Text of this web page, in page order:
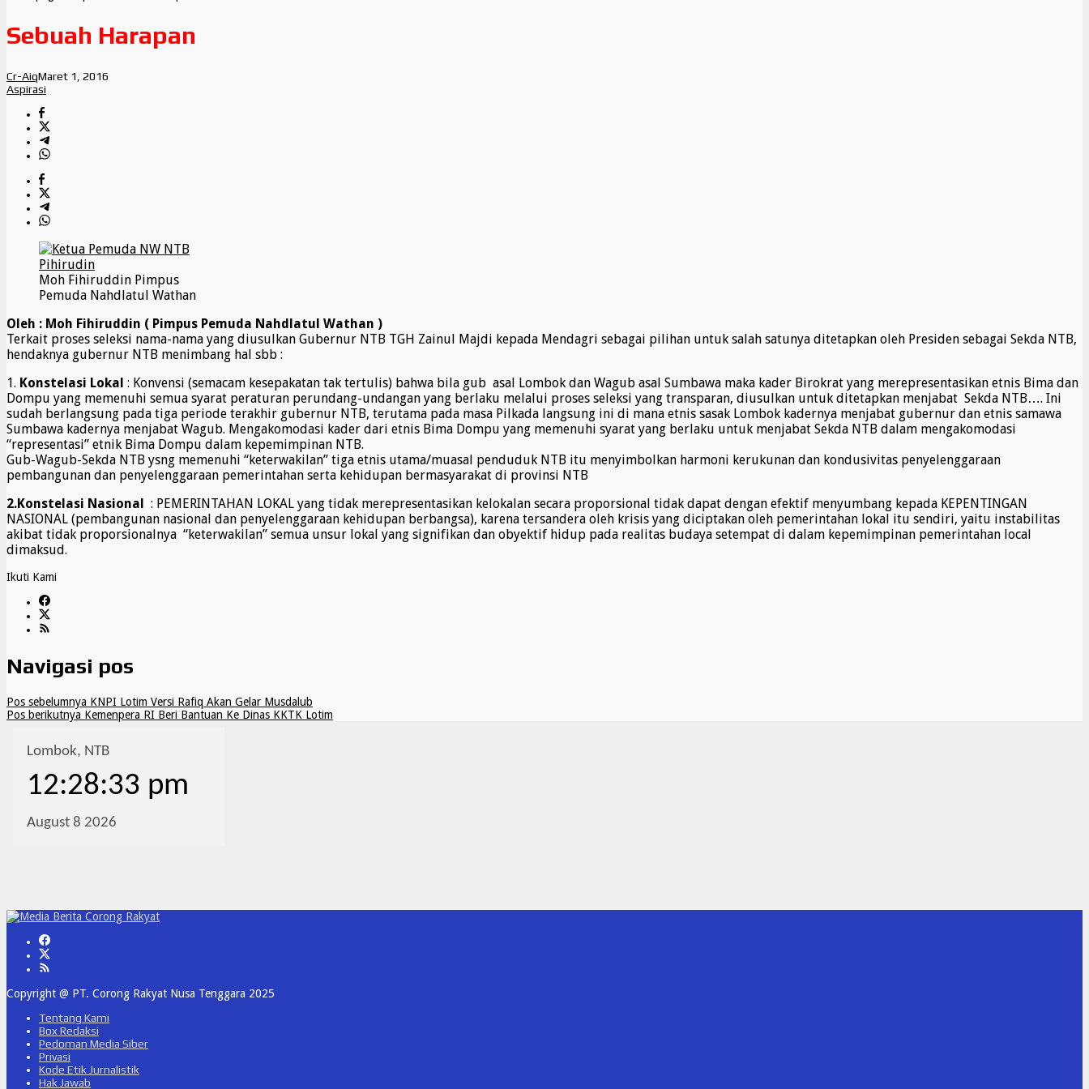
Sebuah Harapan
Cr-AiqMaret 1, 2016
Aspirasi
Moh Fihiruddin Pimpus
Pemuda Nahdlatul Wathan
Oleh : Moh Fihiruddin ( Pimpus Pemuda Nahdlatul Wathan )
Terkait proses seleksi nama-nama yang diusulkan Gubernur NTB TGH Zainul Majdi kepada Mendagri sebagai pilihan untuk salah satunya ditetapkan oleh Presiden sebagai Sekda NTB,
hendaknya gubernur NTB menimbang hal sbb :
1. Konstelasi Lokal : Konvensi (semacam kesepakatan tak tertulis) bahwa bila gub asal Lombok dan Wagub asal Sumbawa maka kader Birokrat yang merepresentasikan etnis Bima dan
Dompu yang memenuhi semua syarat peraturan perundang-undangan yang berlaku melalui proses seleksi yang transparan, diusulkan untuk ditetapkan menjabat Sekda NTB…. Ini
sudah berlangsung pada tiga periode terakhir gubernur NTB, terutama pada masa Pilkada langsung ini di mana etnis sasak Lombok kadernya menjabat gubernur dan etnis samawa
Sumbawa kadernya menjabat Wagub. Mengakomodasi kader dari etnis Bima Dompu yang memenuhi syarat yang berlaku untuk menjabat Sekda NTB dalam mengakomodasi
“representasi” etnik Bima Dompu dalam kepemimpinan NTB.
Gub-Wagub-Sekda NTB ysng memenuhi “keterwakilan” tiga etnis utama/muasal penduduk NTB itu menyimbolkan harmoni kerukunan dan kondusivitas penyelenggaraan
pembangunan dan penyelenggaraan pemerintahan serta kehidupan bermasyarakat di provinsi NTB
2.Konstelasi Nasional : PEMERINTAHAN LOKAL yang tidak merepresentasikan kelokalan secara proporsional tidak dapat dengan efektif menyumbang kepada KEPENTINGAN
NASIONAL (pembangunan nasional dan penyelenggaraan kehidupan berbangsa), karena tersandera oleh krisis yang diciptakan oleh pemerintahan lokal itu sendiri, yaitu instabilitas
akibat tidak proporsionalnya “keterwakilan” semua unsur lokal yang signifikan dan obyektif hidup pada realitas budaya setempat di dalam kepemimpinan pemerintahan local
dimaksud.
Ikuti Kami
Navigasi pos
Pos sebelumnya KNPI Lotim Versi Rafiq Akan Gelar Musdalub
Pos berikutnya Kemenpera RI Beri Bantuan Ke Dinas KKTK Lotim
Copyright @ PT. Corong Rakyat Nusa Tenggara 2025
Tentang Kami
Box Redaksi
Pedoman Media Siber
Privasi
Kode Etik Jurnalistik
Hak Jawab